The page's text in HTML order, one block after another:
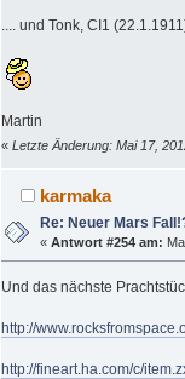
.... und Tonk, CI1
Martin
« Letzte Änderung: Mai 17,
karmaka
Re: Neuer Mars
«Antwort #254 am:
Und das nächste
http://
http://fineart.ha.com/c/